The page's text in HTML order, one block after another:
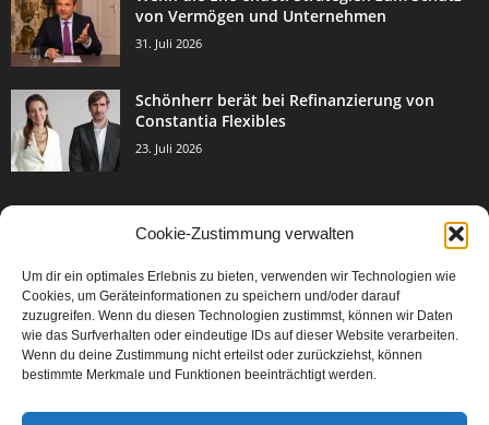
Cookie-Zustimmung verwalten
Um dir ein optimales Erlebnis zu bieten, verwenden wir Technologien wie
Cookies, um Geräteinformationen zu speichern und/oder darauf
zuzugreifen. Wenn du diesen Technologien zustimmst, können wir Daten
wie das Surfverhalten oder eindeutige IDs auf dieser Website verarbeiten.
Wenn du deine Zustimmung nicht erteilst oder zurückziehst, können
bestimmte Merkmale und Funktionen beeinträchtigt werden.
von Vermögen und Unternehmen
31. Juli 2026
Schönherr berät bei Refinanzierung von
Constantia Flexibles
23. Juli 2026
Events & Success 3002
Breaking News 2067
Aktuelles
Featured Article
Karriere 567